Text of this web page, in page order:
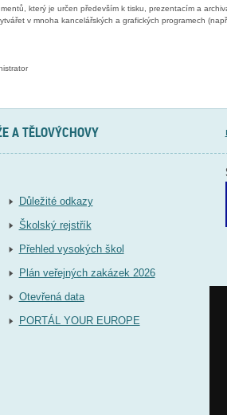
který je určen především k tisku, prezentacím a
v mnoha kancelářských a grafických programech
A TĚLOVÝCHOVY
Důležité odkazy
Školský rejstřík
Přehled vysokých škol
Plán veřejných zakázek 2026
Otevřená data
PORTÁL YOUR EUROPE